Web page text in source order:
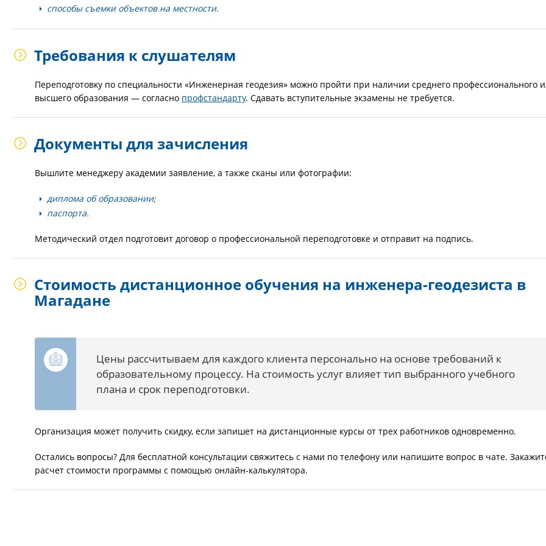
способы съемки объектов на местности.
Требования к слушателям
Переподготовку по специальности «Инженерная геодезия» можно пройти при наличии среднего профессионального
высшего образования — согласно профстандарту. Сдавать вступительные экзамены не требуется.
Документы для зачисления
Вышлите менеджеру академии заявление, а также сканы или фотографии:
диплома об образовании;
паспорта.
Методический отдел подготовит договор о профессиональной переподготовке и отправит на подпись.
Стоимость дистанционное обучения на инженера-геодезиста в
Магадане
Цены рассчитываем для каждого клиента персонально на основе требований к
образовательному процессу. На стоимость услуг влияет тип выбранного учебного
плана и срок переподготовки.
Организация может получить скидку, если запишет на дистанционные курсы от трех работников одновременно.
Остались вопросы? Для бесплатной консультации свяжитесь с нами по телефону или напишите вопрос в чате.
расчет стоимости программы с помощью онлайн-калькулятора.